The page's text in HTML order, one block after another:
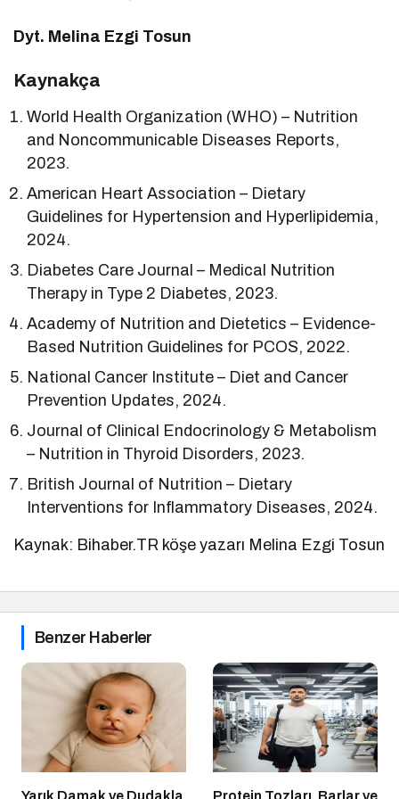
Dyt. Melina Ezgi Tosun
Kaynakça
World Health Organization (WHO) – Nutrition
and Noncommunicable Diseases Reports,
2023.
American Heart Association – Dietary
Guidelines for Hypertension and Hyperlipidemia,
2024.
Diabetes Care Journal – Medical Nutrition
Therapy in Type 2 Diabetes, 2023.
Academy of Nutrition and Dietetics – Evidence-
Based Nutrition Guidelines for PCOS, 2022.
National Cancer Institute – Diet and Cancer
Prevention Updates, 2024.
Journal of Clinical Endocrinology & Metabolism
– Nutrition in Thyroid Disorders, 2023.
British Journal of Nutrition – Dietary
Interventions for Inflammatory Diseases, 2024.
Kaynak: Bihaber.TR köşe yazarı Melina Ezgi Tosun
Benzer Haberler
Yarık Damak ve Dudakla
Protein Tozları, Barlar ve